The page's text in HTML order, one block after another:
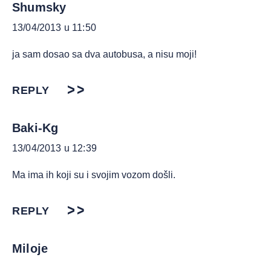
Shumsky
13/04/2013 u 11:50
ja sam dosao sa dva autobusa, a nisu moji!
REPLY
Baki-Kg
13/04/2013 u 12:39
Ma ima ih koji su i svojim vozom došli.
REPLY
Miloje